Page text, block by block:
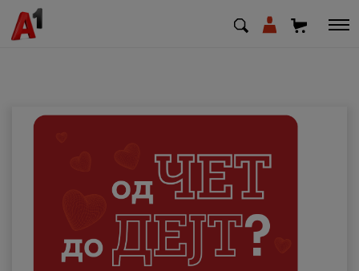
Деловни